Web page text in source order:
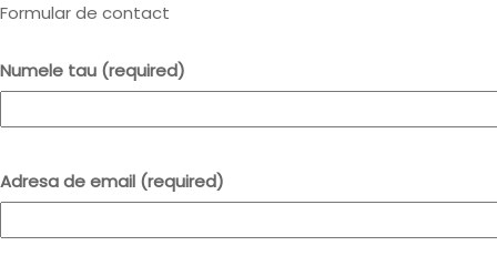
Formular de contact
Numele tau (required)
Adresa de email (required)